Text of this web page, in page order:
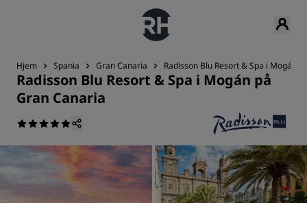
Hjem Spania Gran Canaria Radisson Blu Resort & Spa i Mogán
Radisson Blu Resort & Spa i Mogán på
Gran Canaria